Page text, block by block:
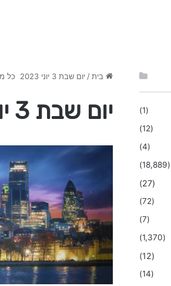
בית / יום שבת 3 יוני 2023 כל מה שחשוב בפיננסים
יום שבת 3 יוני 2023 כל מה שחשוב בפיננסים
(1)
(12)
(4)
(18,889)
(27)
(72)
(7)
(1,370)
(12)
(14)